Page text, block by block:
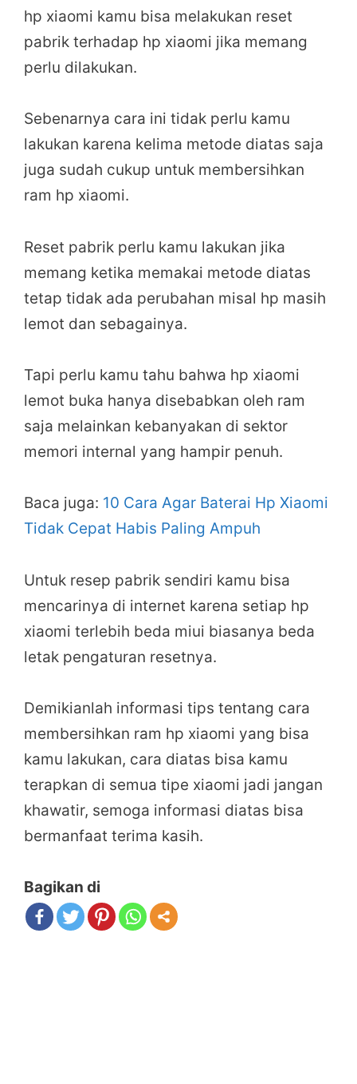
hp xiaomi kamu bisa melakukan reset
pabrik terhadap hp xiaomi jika memang
perlu dilakukan.
Sebenarnya cara ini tidak perlu kamu
lakukan karena kelima metode diatas saja
juga sudah cukup untuk membersihkan
ram hp xiaomi.
Reset pabrik perlu kamu lakukan jika
memang ketika memakai metode diatas
tetap tidak ada perubahan misal hp masih
lemot dan sebagainya.
Tapi perlu kamu tahu bahwa hp xiaomi
lemot buka hanya disebabkan oleh ram
saja melainkan kebanyakan di sektor
memori internal yang hampir penuh.
Baca juga: 10 Cara Agar Baterai Hp Xiaomi
Tidak Cepat Habis Paling Ampuh
Untuk resep pabrik sendiri kamu bisa
mencarinya di internet karena setiap hp
xiaomi terlebih beda miui biasanya beda
letak pengaturan resetnya.
Demikianlah informasi tips tentang cara
membersihkan ram hp xiaomi yang bisa
kamu lakukan, cara diatas bisa kamu
terapkan di semua tipe xiaomi jadi jangan
khawatir, semoga informasi diatas bisa
bermanfaat terima kasih.
Bagikan di